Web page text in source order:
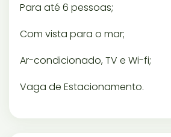
Para até 6 pessoas;
Com vista para o mar;
Ar-condicionado, TV e Wi-fi;
Vaga de Estacionamento.